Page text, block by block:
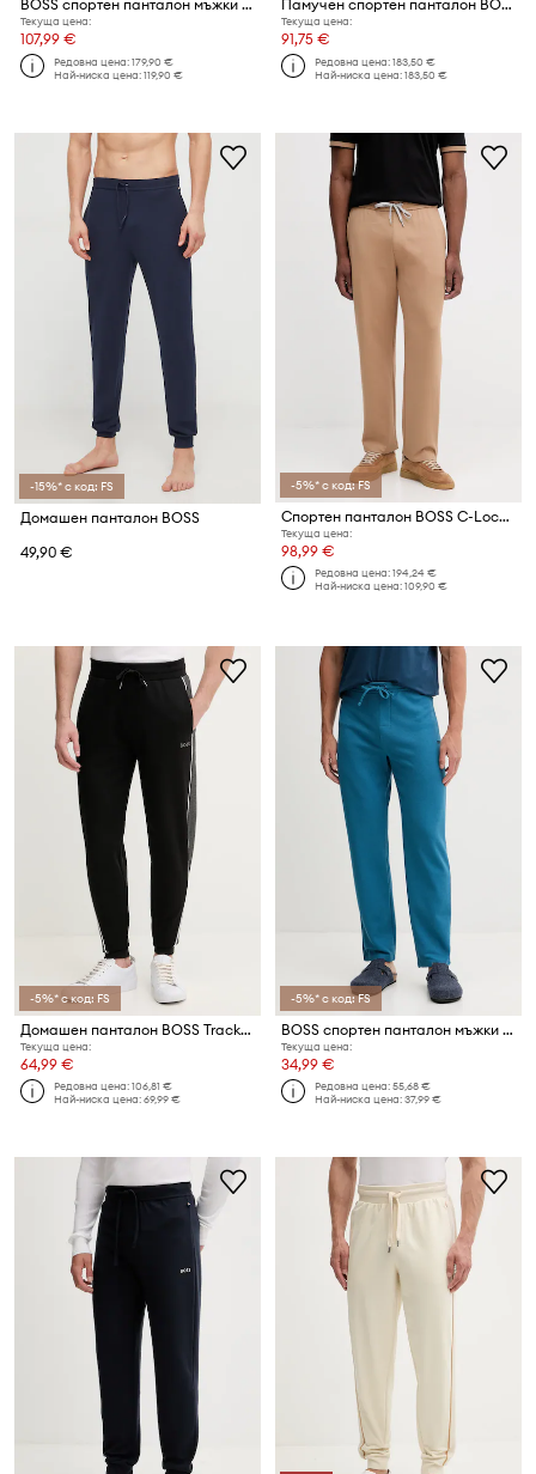
BOSS спортен панталон мъжки от памук Locsin 01
Текуща цена:
107,99 €
Редовна цена:179,90 €
Най-ниска цена:119,90 €
Памучен спортен панталон BOSS
Текуща цена:
91,75 €
Редовна цена:183,50 €
Най-ниска цена:183,50 €
-15%* с код: FS
Домашен панталон BOSS
49,90 €
-5%* с код: FS
Спортен панталон BOSS C-Locsin 109
Текуща цена:
98,99 €
Редовна цена:194,24 €
Най-ниска цена:109,90 €
-5%* с код: FS
Домашен панталон BOSS Tracksuit Pants
Текуща цена:
64,99 €
Редовна цена:106,81 €
Най-ниска цена:69,99 €
-5%* с код: FS
BOSS спортен панталон мъжки с памук Waffle Pants
Текуща цена:
34,99 €
Редовна цена:55,68 €
Най-ниска цена:37,99 €